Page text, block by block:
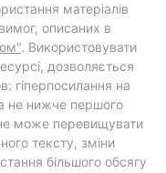
матеріалів
описаних в
. Використовувати
дозволяється
гіперпосилання на
не нижче першого
може перевищувати
тексту, зміни
більшого обсягу